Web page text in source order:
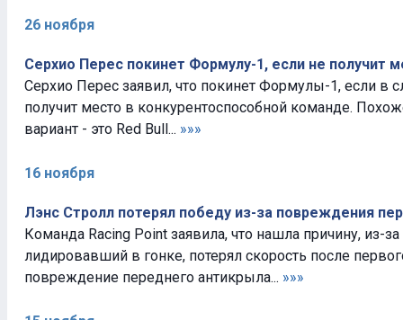
26 ноября
Серхио Перес покинет Формулу-1, если не получит
Серхио Перес заявил, что покинет Формулы-1, если в
получит место в конкурентоспособной команде.
вариант - это Red Bull... »»»
16 ноября
Лэнс Стролл потерял победу из-за повреждения
Команда Racing Point заявила, что нашла причину, из-
лидировавший в гонке, потерял скорость после
повреждение переднего антикрыла... »»»